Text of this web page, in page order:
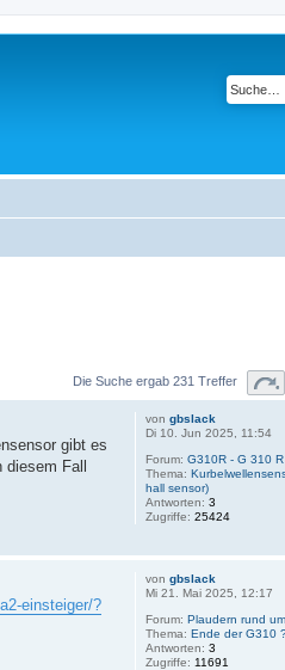
Die Suche ergab 231 Treffer
vongbslack
Di 10. Jun 2025, 11:54
Forum:G310R - G 310 R
Thema:
hall sensor)
Antworten:3
Zugriffe:25424
gibt es
Fall
vongbslack
Mi 21. Mai 2025, 12:17
Forum:Plaudern rund
Thema:Ende der G310
Antworten:3
Zugriffe: 11691
einsteiger/?